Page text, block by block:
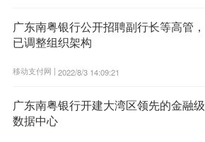
广东南粤银行公开招聘副行长等高管，
已调整组织架构
移动支付网 | 2022/8/3 14:09:21
广东南粤银行开建大湾区领先的金融级
数据中心